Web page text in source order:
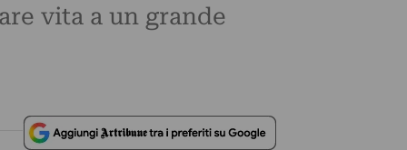
vita a un grande